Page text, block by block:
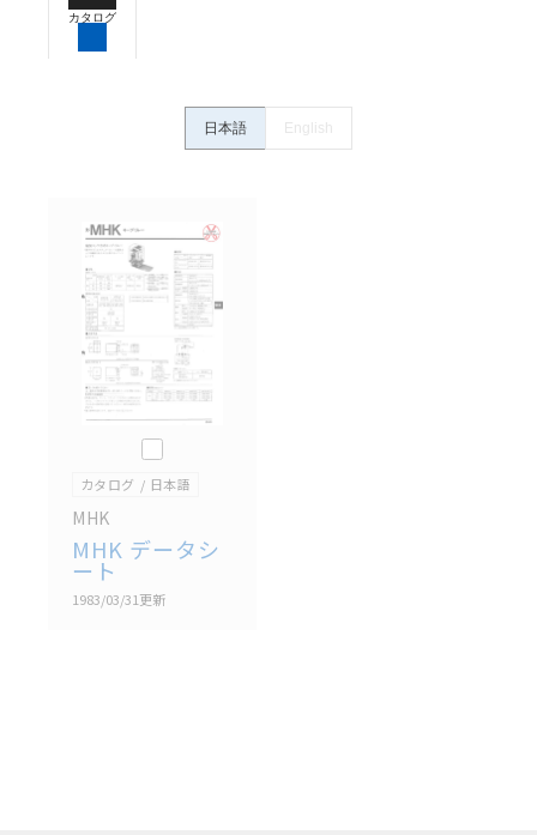
保できるよう設計されていること、および本製品が全
ていることを、必ず事前に確認してください。
ン事例は参考用ですので、ご採用に際しては機器・装
置の機能や安全性をご確認のうえご使用ください。・
ている可能性がありますがご容赦ください。
記載されているサービス内容や連絡先等は作成当時の
ものであり、変更・改定させていただいている可能性
があります。改めて当サイトの掲載内容をご確認のう
え、ご用命下さいますようお願いいたします。
カタログ
日本語 English
このカタログを選択
カタログ 日本語
MHK
MHK データシ
ート
1983/03/31更新